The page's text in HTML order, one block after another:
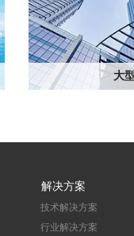
大
解决方案
技术解决方案
行业解决方案